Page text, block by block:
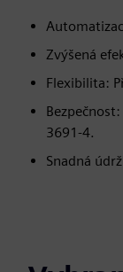
Zvýšená
Flexibilita:
3691-4.
Snadná